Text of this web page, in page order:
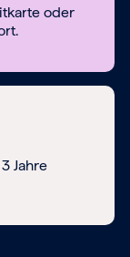
oder
Jahre